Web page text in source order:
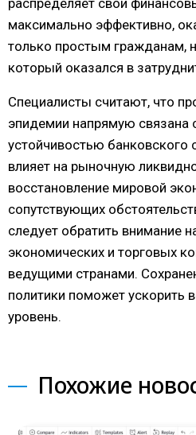
распределяет свои
максимально эффективно,
только простым гражданам,
который оказался в
Специалисты считают, что
эпидемии напрямую связана
устойчивостью банковского
влияет на рыночную
восстановление мировой
сопутствующих
следует обратить внимание
экономических и торговых
ведущими странами.
политики поможет ускорить
уровень.
Похожие